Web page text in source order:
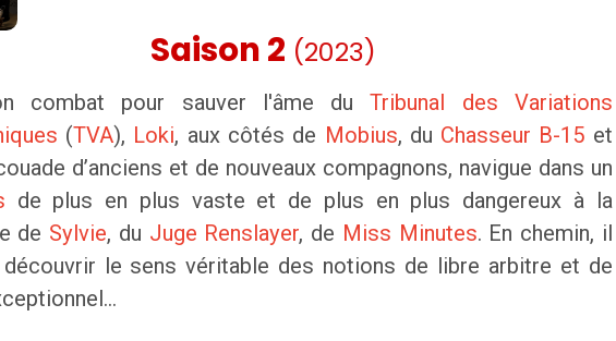
Saison 2 (2023)
combat pour sauver l'âme duTribunal des Variations
(TVA), Loki, aux côtés de Mobius, du Chasseur B-15 et
d’anciens et de nouveaux compagnons, navigue dans un
de plus en plus vaste et de plus en plus dangereux à la
de Sylvie, du Juge Renslayer, de Miss Minutes. En chemin, il
le sens véritable des notions de libre arbitre et de